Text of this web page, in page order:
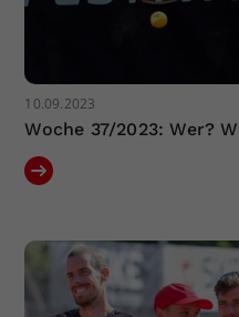
10.09.2023
Woche 37/2023: Wer?